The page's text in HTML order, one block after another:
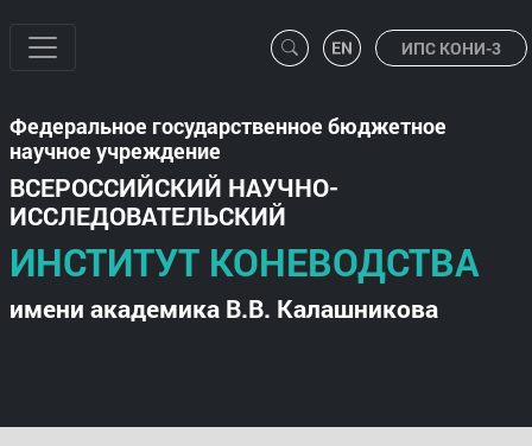
ИПС КОНИ-3
Федеральное государственное бюджетное
научное учреждение
ВСЕРОССИЙСКИЙ НАУЧНО-
ИССЛЕДОВАТЕЛЬСКИЙ
ИНСТИТУТ КОНЕВОДСТВА
имени академика В.В. Калашникова